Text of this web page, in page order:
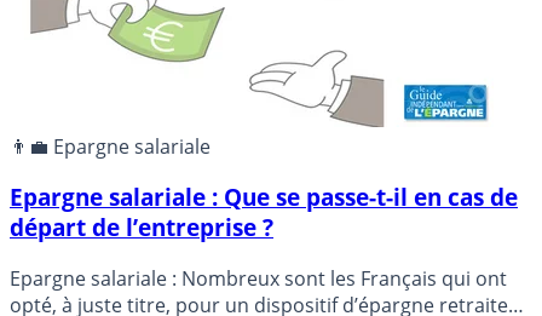
👨‍💼 Epargne salariale
Epargne salariale : Que se passe-t-il en cas de
départ de l’entreprise ?
Epargne salariale : Nombreux sont les Français qui ont
opté, à juste titre, pour un dispositif d’épargne retraite